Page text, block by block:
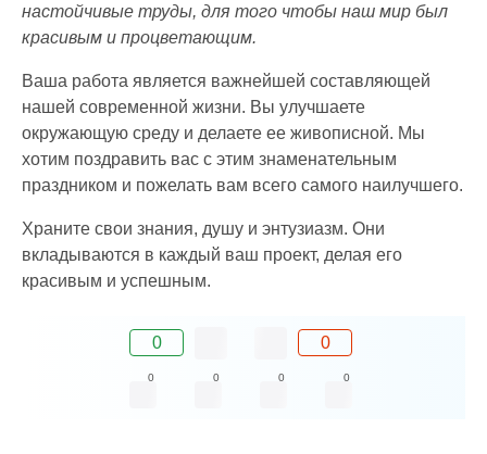
настойчивые труды, для того чтобы наш мир был
красивым и процветающим.
Ваша работа является важнейшей составляющей
нашей современной жизни. Вы улучшаете
окружающую среду и делаете ее живописной. Мы
хотим поздравить вас с этим знаменательным
праздником и пожелать вам всего самого наилучшего.
Храните свои знания, душу и энтузиазм. Они
вкладываются в каждый ваш проект, делая его
красивым и успешным.
0 0
0 0 0 0